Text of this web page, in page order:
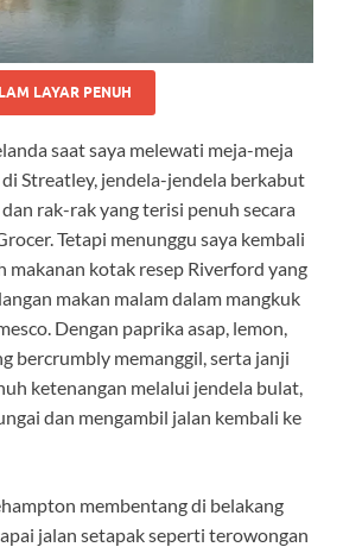
LAYAR PENUH
saat saya melewati meja-meja
di Streatley, jendela-jendela berkabut
rak-rak yang terisi penuh secara
Tetapi menunggu saya kembali
makanan kotak resep Riverford yang
makan malam dalam mangkuk
Dengan paprika asap, lemon,
bercrumbly memanggil, serta janji
ketenangan melalui jendela bulat,
dan mengambil jalan kembali ke
membentang di belakang
jalan setapak seperti terowongan